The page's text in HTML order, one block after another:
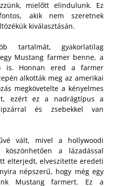
mielőtt elindulunk. Ez
akik nem szeretnek
kiválasztásán.
tartalmát, gyakorlatilag
Mustang farmer benne, a
is. Honnan ered a farmer
alkották meg az amerikai
megkövetelte a kényelmes
ezért ez a nadrágtípus a
és zsebekkel van
vált, mivel a hollywoodi
köszönhetően a lázadással
elterjedt, elveszítette eredeti
népszerű, hogy még egy
Mustang farmert. Ez a